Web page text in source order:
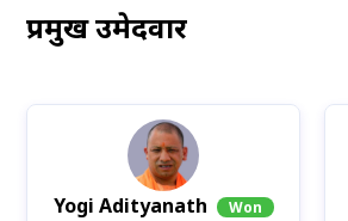
प्रमुखउमेदवार
Yogi Adityanath Won